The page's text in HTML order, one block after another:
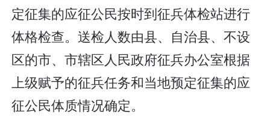
定征集的应征公民按时到征兵体检站进行
体格检查。送检人数由县、自治县、不设
区的市、市辖区人民政府征兵办公室根据
上级赋予的征兵任务和当地预定征集的应
征公民体质情况确定。